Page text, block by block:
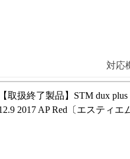
、日本では珍しい「海外
対応
【取扱終了製品】STM dux plus
2017 AP Red〔エスティエ